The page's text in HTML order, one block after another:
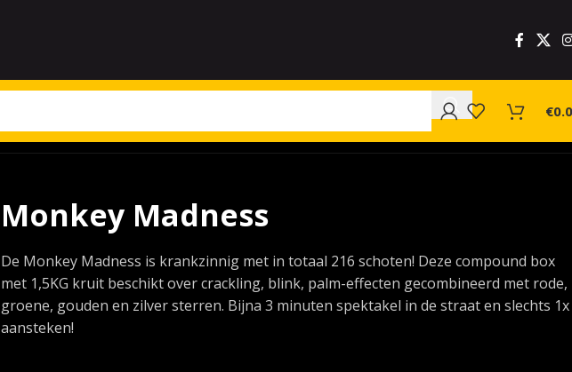
€
Monkey Madness
De Monkey Madness is krankzinnig met in totaal 216 schoten! Deze compound box
met 1,5KG kruit beschikt over crackling, blink, palm-effecten gecombineerd met rode,
groene, gouden en zilver sterren. Bijna 3 minuten spektakel in de straat en slechts 1x
aansteken!